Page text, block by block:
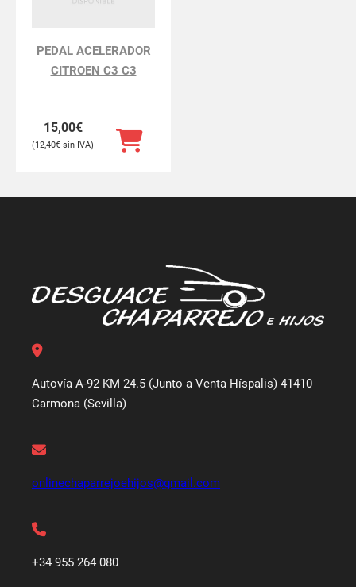
PEDAL ACELERADOR
CITROEN C3 C3
15,00€
12,40€
Autovía A-92 KM 24.5 (Junto a Venta Híspalis) 41410
Carmona (Sevilla)
onlinechaparrejoehijos@gmail.com
+34 955 264 080